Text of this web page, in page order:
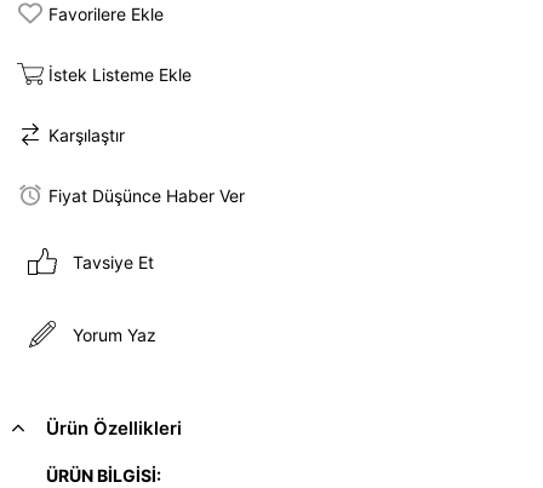
Favorilere Ekle
İstek Listeme Ekle
Karşılaştır
Fiyat Düşünce Haber Ver
Tavsiye Et
Yorum Yaz
Ürün Özellikleri
ÜRÜN BİLGİSİ: